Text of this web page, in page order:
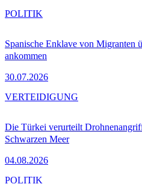
Spanische Enklave von Migranten
ankommen
30.07.2026
POLITIK
Die Türkei verurteilt
Schwarzen Meer
04.08.2026
VERTEIDIGUNG
POLITIK